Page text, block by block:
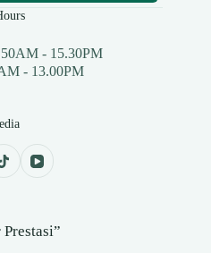
- 15.30PM
- 13.00PM